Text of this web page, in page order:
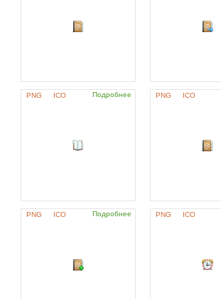
PNG ICO Подробнее PNG ICO
PNG ICO Подробнее PNG ICO